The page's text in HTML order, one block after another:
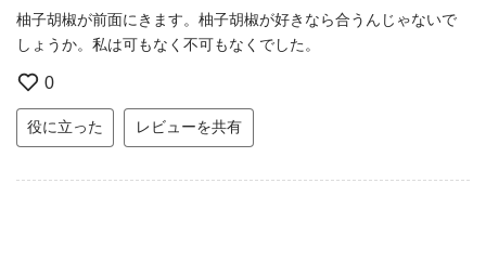
柚子胡椒が前面にきます。柚子胡椒が好きなら合うんじゃないで
しょうか。私は可もなく不可もなくでした。
0
役に立った レビューを共有